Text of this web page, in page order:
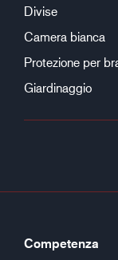
Divise
Camera bianca
Protezione per
Giardinaggio
Competenza